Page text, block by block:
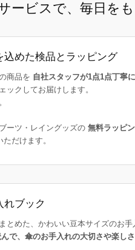
ービスで、毎日を
込めた検品とラッピング
商品を 自社スタッフが1点1点丁寧
ックしてお届けします。
ーツ・レイングッズの 無料ラッピ
だけます。
れブック
とめた、かわいい豆本サイズのお
で、傘のお手入れの大切さや楽し